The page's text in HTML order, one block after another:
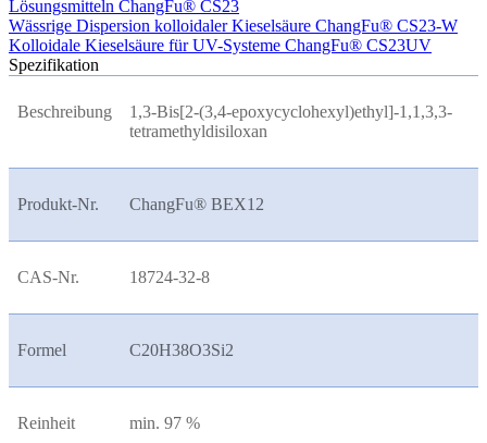
Lösungsmitteln ChangFu® CS23
Wässrige Dispersion kolloidaler Kieselsäure ChangFu® CS23-W
Kolloidale Kieselsäure für UV-Systeme ChangFu® CS23UV
Spezifikation
Beschreibung
1,3-Bis[2-(3,4-epoxycyclohexyl)ethyl]-1,1,3,3-
tetramethyldisiloxan
Produkt-Nr. ChangFu® BEX12
CAS-Nr. 18724-32-8
Formel C20H38O3Si2
Reinheit min. 97 %